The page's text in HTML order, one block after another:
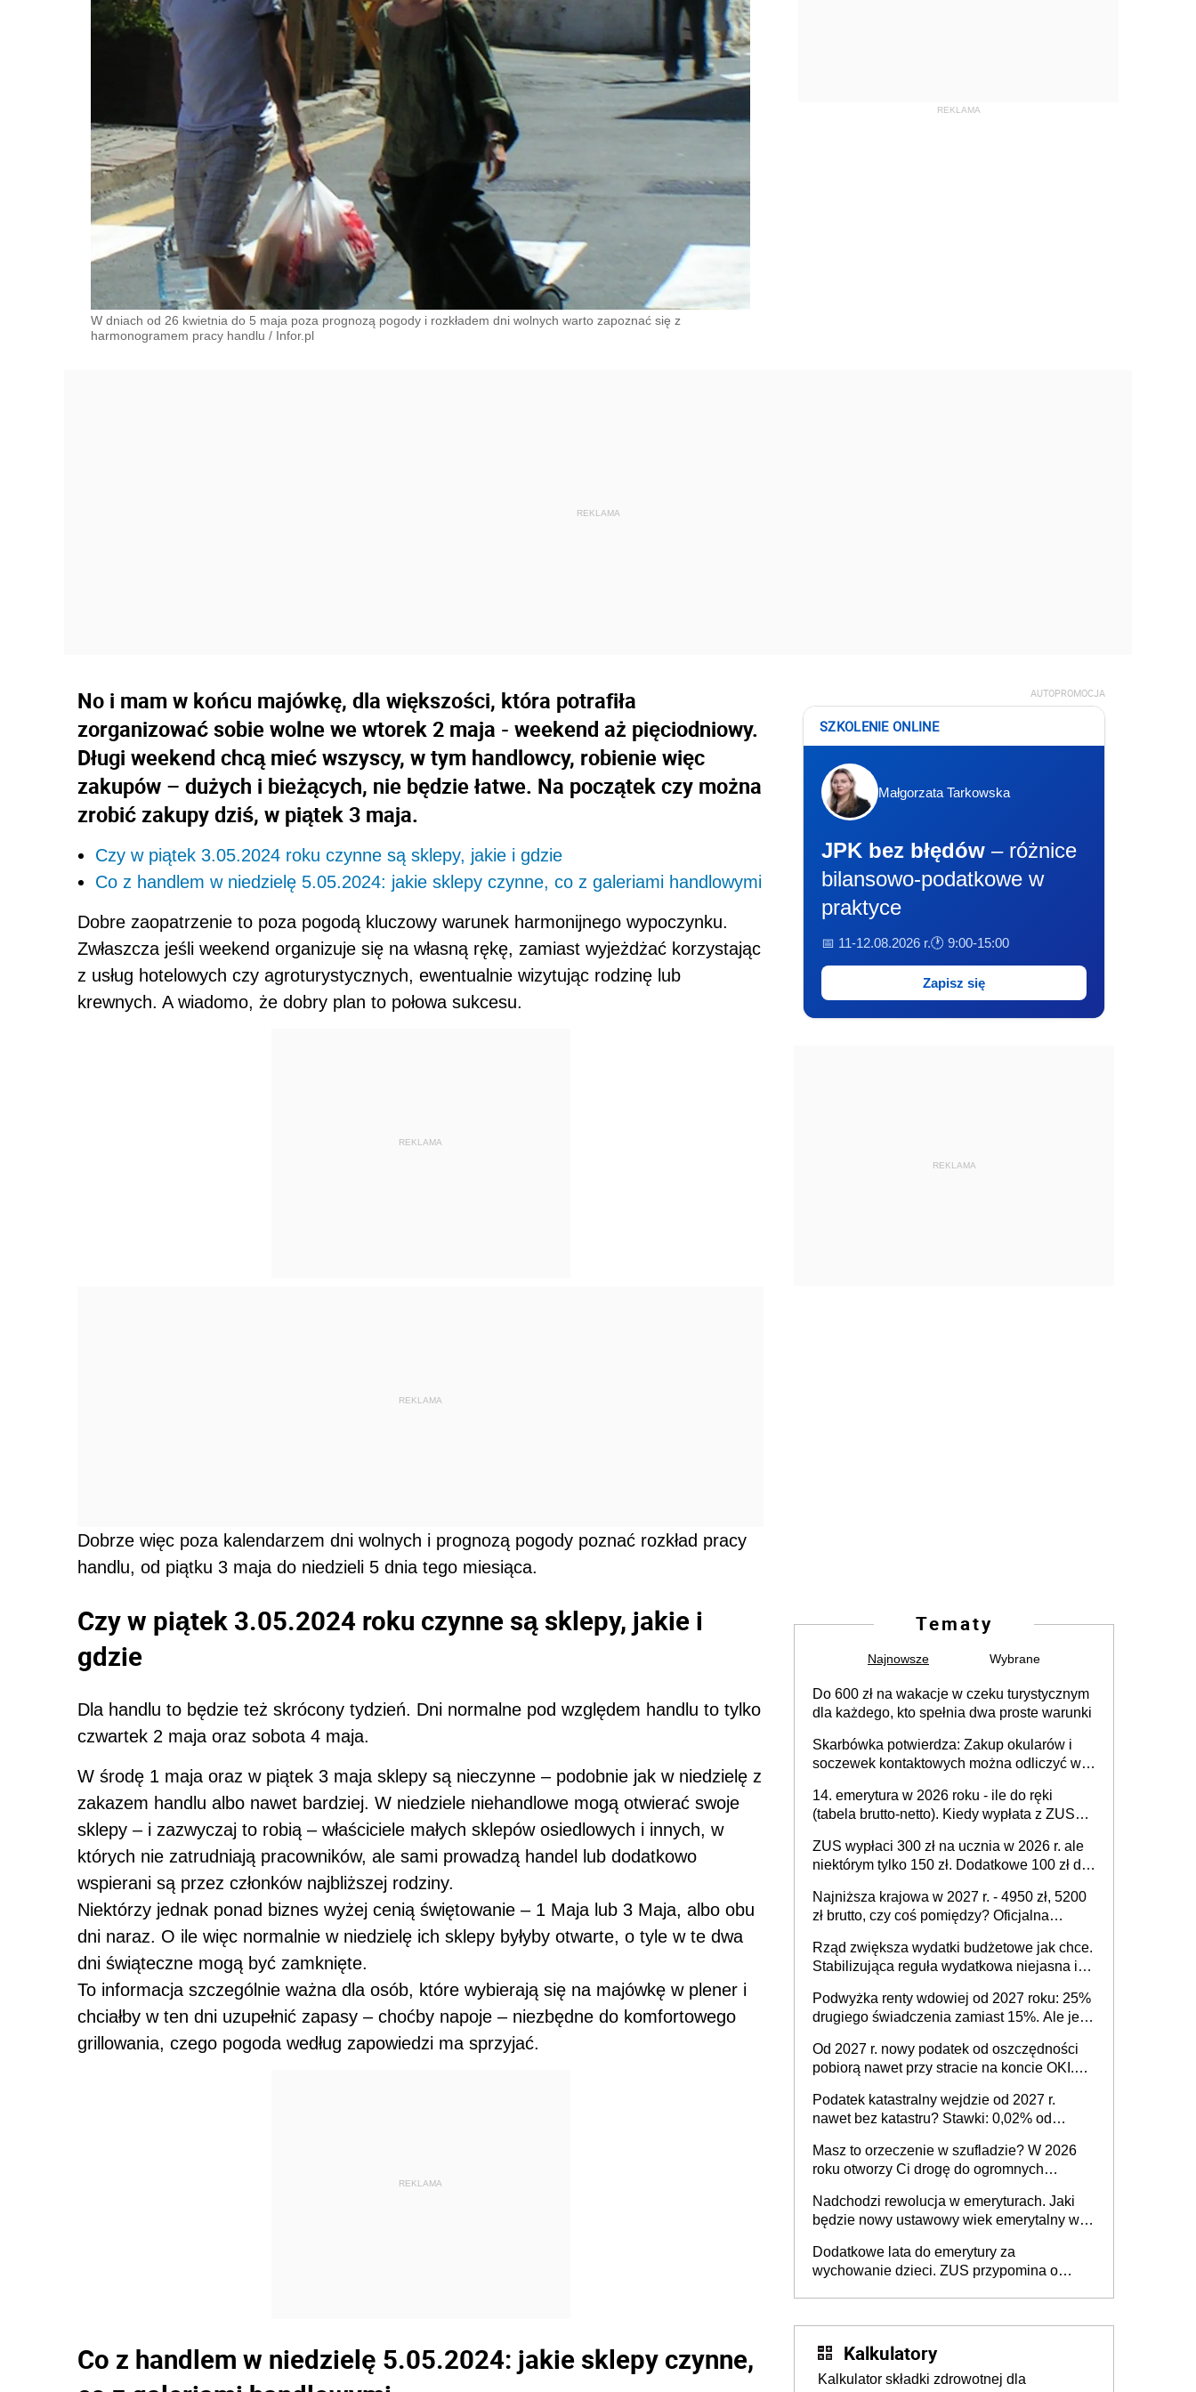
W dniach od 26 kwietnia do 5 maja poza prognozą pogody i rozkładem dni wolnych warto zapoznać się z
harmonogramem pracy handlu / Infor.pl
No i mam w końcu majówkę, dla większości, która potrafiła
zorganizować sobie wolne we wtorek 2 maja - weekend aż pięciodniowy.
Długi weekend chcą mieć wszyscy, w tym handlowcy, robienie więc
zakupów – dużych i bieżących, nie będzie łatwe. Na początek czy można
zrobić zakupy dziś, w piątek 3 maja.
Czy w piątek 3.05.2024 roku czynne są sklepy, jakie i gdzie
Co z handlem w niedzielę 5.05.2024: jakie sklepy czynne, co z galeriami handlowymi
Dobre zaopatrzenie to poza pogodą kluczowy warunek harmonijnego wypoczynku.
Zwłaszcza jeśli weekend organizuje się na własną rękę, zamiast wyjeżdżać korzystając
z usług hotelowych czy agroturystycznych, ewentualnie wizytując rodzinę lub
krewnych. A wiadomo, że dobry plan to połowa sukcesu.
REKLAMA
REKLAMA
Dobrze więc poza kalendarzem dni wolnych i prognozą pogody poznać rozkład pracy
handlu, od piątku 3 maja do niedzieli 5 dnia tego miesiąca.
Czy w piątek 3.05.2024 roku czynne są sklepy, jakie i
gdzie
Dla handlu to będzie też skrócony tydzień. Dni normalne pod względem handlu to tylko
czwartek 2 maja oraz sobota 4 maja.
W środę 1 maja oraz w piątek 3 maja sklepy są nieczynne – podobnie jak w niedzielę z
zakazem handlu albo nawet bardziej. W niedziele niehandlowe mogą otwierać swoje
sklepy – i zazwyczaj to robią – właściciele małych sklepów osiedlowych i innych, w
których nie zatrudniają pracowników, ale sami prowadzą handel lub dodatkowo
wspierani są przez członków najbliższej rodziny.
Niektórzy jednak ponad biznes wyżej cenią świętowanie – 1 Maja lub 3 Maja, albo obu
dni naraz. O ile więc normalnie w niedzielę ich sklepy byłyby otwarte, o tyle w te dwa
dni świąteczne mogą być zamknięte.
To informacja szczególnie ważna dla osób, które wybierają się na majówkę w plener i
chciałby w ten dni uzupełnić zapasy – choćby napoje – niezbędne do komfortowego
grillowania, czego pogoda według zapowiedzi ma sprzyjać.
REKLAMA
Co z handlem w niedzielę 5.05.2024: jakie sklepy czynne,
AUTOPROMOCJA
SZKOLENIE ONLINE
Małgorzata Tarkowska
JPK bez błędów – różnice
bilansowo-podatkowe w
praktyce
📅 11-12.08.2026 r.🕐 9:00-15:00
Zapisz się
REKLAMA
Tematy
Najnowsze Wybrane
Do 600 zł na wakacje w czeku turystycznym
dla każdego, kto spełnia dwa proste warunki
Skarbówka potwierdza: Zakup okularów i
soczewek kontaktowych można odliczyć w
niepełnosprawności. Częściowe
dofinansowanie (np. z zfśs) zmniejsza
odliczenie
14. emerytura w 2026 roku - ile do ręki
(tabela brutto-netto). Kiedy wypłata z ZUS?
rencie rodzinnej?
ZUS wypłaci 300 zł na ucznia w 2026 r. ale
niektórym tylko 150 zł. Dodatkowe 100 zł dla
Najniższa krajowa w 2027 r. - 4950 zł, 5200
zł brutto, czy coś pomiędzy? Oficjalna
związków zawodowych ale pracodawcy
pewnie zaakceptują
Rząd zwiększa wydatki budżetowe jak chce.
Stabilizująca reguła wydatkowa niejasna i
których gubi się Ministerstwo Finansów
Podwyżka renty wdowiej od 2027 roku: 25%
drugiego świadczenia zamiast 15%. Ale jest
Od 2027 r. nowy podatek od oszczędności
pobiorą nawet przy stracie na koncie OKI.
- przykłady]
Podatek katastralny wejdzie od 2027 r.
nawet bez katastru? Stawki: 0,02% od
wartości 3. i następnych mieszkań. Projekt
ustawy w Sejmie
Masz to orzeczenie w szufladzie? W 2026
roku otworzy Ci drogę do ogromnych
Nadchodzi rewolucja w emeryturach. Jaki
będzie nowy ustawowy wiek emerytalny w
Dodatkowe lata do emerytury za
wychowanie dzieci. ZUS przypomina o
Kalkulatory
Kalkulator składki zdrowotnej dla